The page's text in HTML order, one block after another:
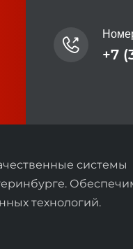
+7
системы
технологий.